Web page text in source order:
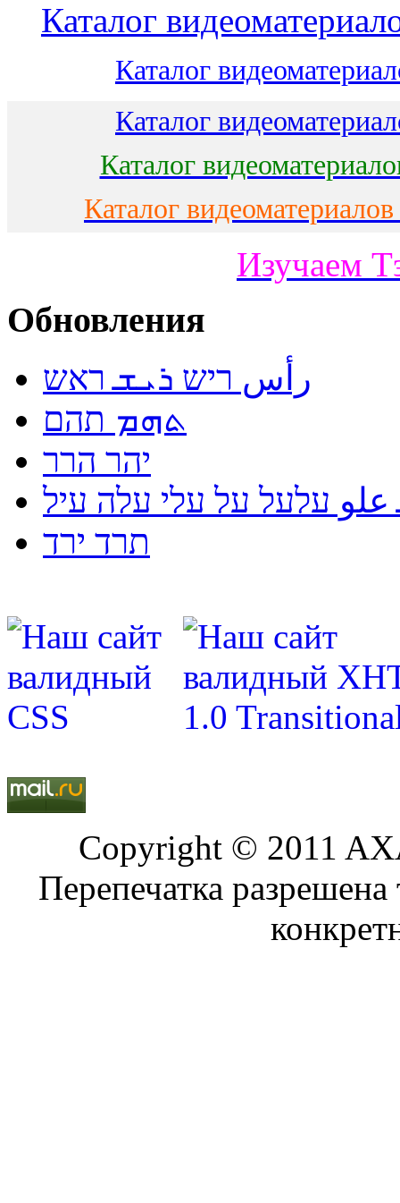
Каталог
Каталог
Каталог
Каталог
Каталог
Изучаем
Обновления
رأس ריש ܪܝܫ ראש
ܬܗܡ תהם
יהר הרר
עלעל על עלי עלה עיל
תרד ירד
Copyright © 2011
Перепечатка